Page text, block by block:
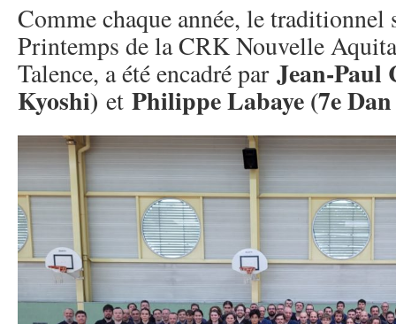
Comme chaque année, le traditionnel
Printemps de la CRK Nouvelle
Talence, a été encadré par Jean-Paul
Kyoshi) et Philippe Labaye (7e